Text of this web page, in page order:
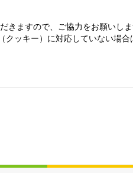
きますので、ご協力をお願いしま
クッキー）に対応していない場